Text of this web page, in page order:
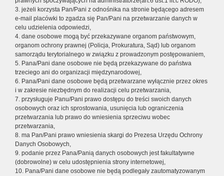
3. jeżeli korzysta Pan/Pani z odnośnika na stronie będącego adresem
e-mail placówki to zgadza się Pan/Pani na przetwarzanie danych w
celu udzielenia odpowiedzi,
4. dane osobowe mogą być przekazywane organom państwowym,
organom ochrony prawnej (Policja, Prokuratura, Sąd) lub organom
samorządu terytorialnego w związku z prowadzonym postępowaniem,
5. Pana/Pani dane osobowe nie będą przekazywane do państwa
trzeciego ani do organizacji międzynarodowej,
6. Pana/Pani dane osobowe będą przetwarzane wyłącznie przez okres
i w zakresie niezbędnym do realizacji celu przetwarzania,
7. przysługuje Panu/Pani prawo dostępu do treści swoich danych
osobowych oraz ich sprostowania, usunięcia lub ograniczenia
przetwarzania lub prawo do wniesienia sprzeciwu wobec
przetwarzania,
8. ma Pan/Pani prawo wniesienia skargi do Prezesa Urzędu Ochrony
Danych Osobowych,
9. podanie przez Pana/Panią danych osobowych jest fakultatywne
(dobrowolne) w celu udostępnienia strony internetowej,
10. Pana/Pani dane osobowe nie będą podlegały zautomatyzowanym